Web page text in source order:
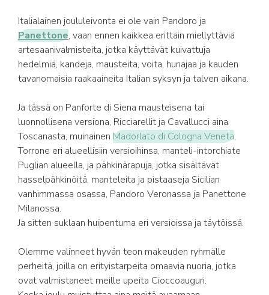
Italialainen joululeivonta ei ole vain Pandoro ja
Panettone, vaan ennen kaikkea erittäin miellyttäviä
artesaanivalmisteita, jotka käyttävät kuivattuja
hedelmiä, kandeja, mausteita, voita, hunajaa ja kauden
tavanomaisia raakaaineita Italian syksyn ja talven aikana.
Ja tässä on Panforte di Siena mausteisena tai
luonnollisena versiona, Ricciarellit ja Cavallucci aina
Toscanasta, muinainen Madorlato di Cologna Veneta,
Torrone eri alueellisiin versioihinsa, manteli-intorchiate
Puglian alueella, ja pähkinärapuja, jotka sisältävät
hasselpähkinöitä, manteleita ja pistaaseja Sicilian
vanhimmassa osassa, Pandoro Veronassa ja Panettone
Milanossa.
Ja sitten suklaan huipentuma eri versioissa ja täytöissä.
Olemme valinneet hyvän teon makeuden ryhmälle
perheitä, joilla on erityistarpeita omaavia nuoria, jotka
ovat valmistaneet meille upeita Cioccoauguri.